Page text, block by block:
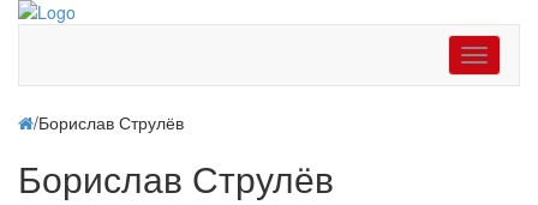
Toggle
/Борислав Струлёв
Борислав Струлёв